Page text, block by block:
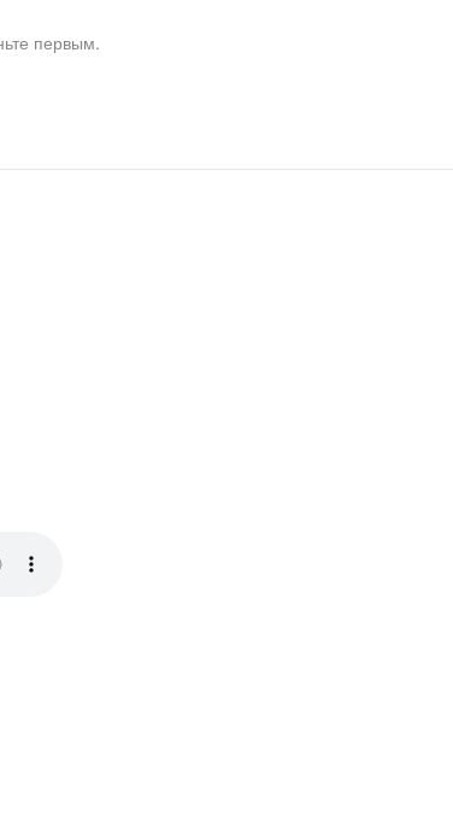
первым.